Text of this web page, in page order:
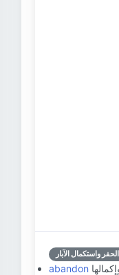
الحفر واستكمال الآبار
abandon